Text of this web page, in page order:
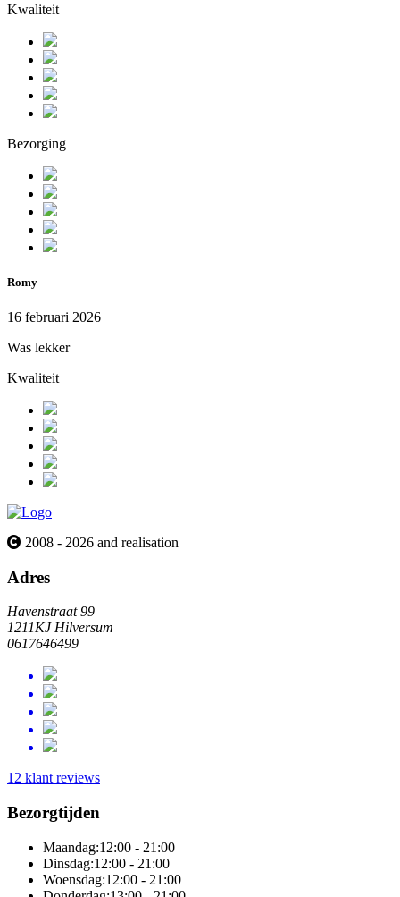
Kwaliteit
Bezorging
Romy
16 februari 2026
Was lekker
Kwaliteit
2008 - 2026 and realisation
Adres
Havenstraat 99
1211KJ Hilversum
0617646499
12 klant reviews
Bezorgtijden
Maandag:12:00 - 21:00
Dinsdag:12:00 - 21:00
Woensdag:12:00 - 21:00